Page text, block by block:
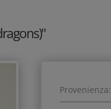
Provenienza: